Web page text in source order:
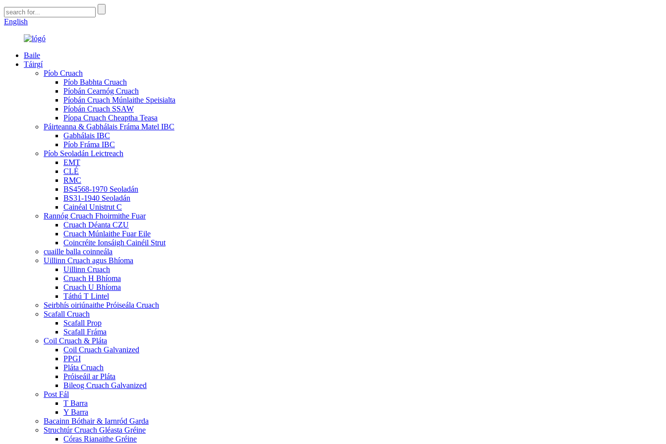
English
Baile
Táirgí
Píob Cruach
Píob Babhta Cruach
Píobán Cearnóg Cruach
Píobán Cruach Múnlaithe Speisialta
Píobán Cruach SSAW
Píopa Cruach Cheaptha Teasa
Páirteanna & Gabhálais Fráma Matel IBC
Gabhálais IBC
Píob Fráma IBC
Píob Seoladán Leictreach
EMT
CLÉ
RMC
BS4568-1970 Seoladán
BS31-1940 Seoladán
Cainéal Unistrut C
Rannóg Cruach Fhoirmithe Fuar
Cruach Déanta CZU
Cruach Múnlaithe Fuar Eile
Coincréite Ionsáigh Cainéil Strut
cuaille balla coinneála
Uillinn Cruach agus Bhíoma
Uillinn Cruach
Cruach H Bhíoma
Cruach U Bhíoma
Táthú T Lintel
Seirbhís oiriúnaithe Próiseála Cruach
Scafall Cruach
Scafall Prop
Scafall Fráma
Coil Cruach & Pláta
Coil Cruach Galvanized
PPGI
Pláta Cruach
Próiseáil ar Pláta
Bileog Cruach Galvanized
Post Fál
T Barra
Y Barra
Bacainn Bóthair & Iarnród Garda
Struchtúr Cruach Gléasta Gréine
Córas Rianaithe Gréine